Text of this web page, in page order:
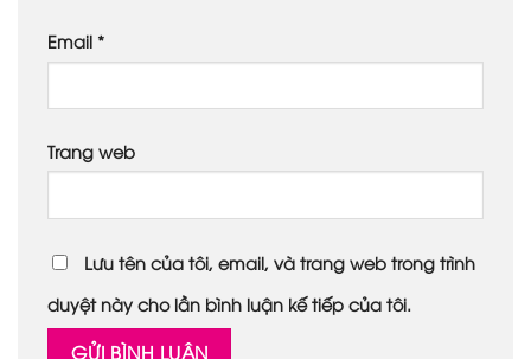
Email *
Trang web
Lưu tên của tôi, email, và trang web trong trình
duyệt này cho lần bình luận kế tiếp của tôi.